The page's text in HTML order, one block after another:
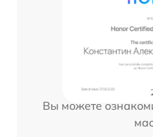
Вы можете